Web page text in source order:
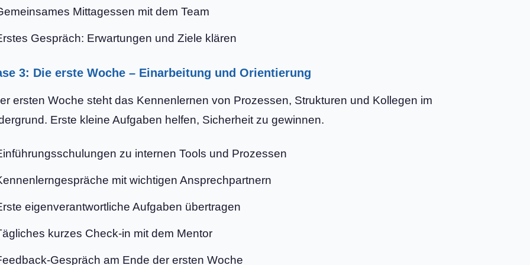
Mittagessen mit dem Team
Gespräch: Erwartungen und Ziele klären
3: Die erste Woche – Einarbeitung und Orientierung
ersten Woche steht das Kennenlernen von Prozessen, Strukturen und Kollegen im
Erste kleine Aufgaben helfen, Sicherheit zu gewinnen.
zu internen Tools und Prozessen
mit wichtigen Ansprechpartnern
eigenverantwortliche Aufgaben übertragen
kurzes Check-in mit dem Mentor
Gespräch am Ende der ersten Woche